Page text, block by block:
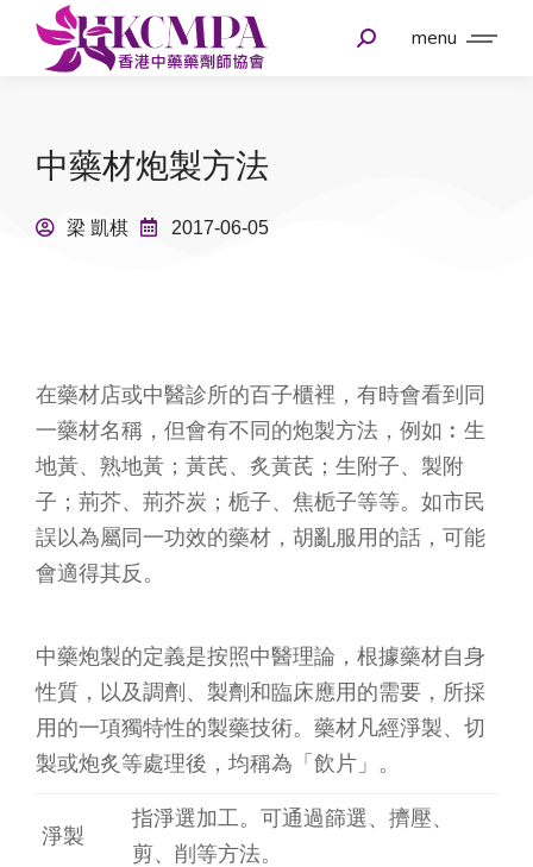
menu
中藥材炮製方法
梁 凱棋 2017-06-05
在藥材店或中醫診所的百子櫃裡，有時會看到同
一藥材名稱，但會有不同的炮製方法，例如︰生
地黃、熟地黃；黃芪、炙黃芪；生附子、製附
子；荊芥、荊芥炭；栀子、焦栀子等等。如市民
誤以為屬同一功效的藥材，胡亂服用的話，可能
會適得其反。
中藥炮製的定義是按照中醫理論，根據藥材自身
性質，以及調劑、製劑和臨床應用的需要，所採
用的一項獨特性的製藥技術。藥材凡經淨製、切
製或炮炙等處理後，均稱為「飲片」。
淨製
指淨選加工。可通過篩選、擠壓、
剪、削等方法。